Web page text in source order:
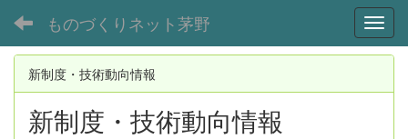
ものづくりネット茅野
新制度・技術動向情報
新制度・技術動向情報